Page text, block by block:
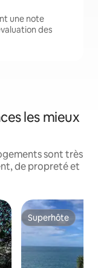
une note
des
les mieux
sont très
de propreté et
Superhôte
Superhôte